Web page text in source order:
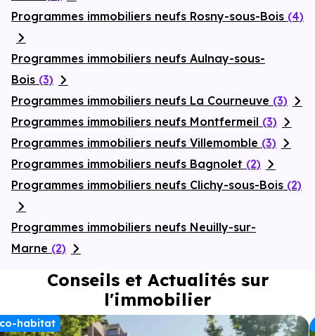
Programmes immobiliers neufs Rosny-sous-Bois (4)
Programmes immobiliers neufs Aulnay-sous-
Bois (3)
Programmes immobiliers neufs La Courneuve (3)
Programmes immobiliers neufs Montfermeil (3)
Programmes immobiliers neufs Villemomble (3)
Programmes immobiliers neufs Bagnolet (2)
Programmes immobiliers neufs Clichy-sous-Bois (2)
Programmes immobiliers neufs Neuilly-sur-
Marne (2)
Conseils et Actualités sur
l'immobilier
habitat